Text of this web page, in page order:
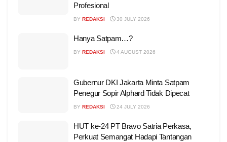
Profesional
BY REDAKSI 30 JULY 2026
Hanya Satpam…?
BY REDAKSI 4 AUGUST 2026
Gubernur DKI Jakarta Minta Satpam
Penegur Sopir Alphard Tidak Dipecat
BY REDAKSI 24 JULY 2026
HUT ke-24 PT Bravo Satria Perkasa,
Perkuat Semangat Hadapi Tantangan